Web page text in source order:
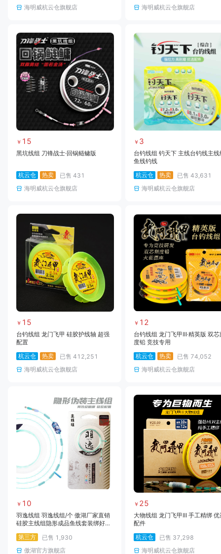
海明威杭云仓旗舰店
海明威杭云仓旗舰店
￥ 15
黑坑线组 刀锋战士·回锅鲢鳙版
杭云仓 热卖 已售 431
海明威杭云仓旗舰店
￥ 3
台钓线组 钓天下 主线台钓线主线
鱼线钓线
杭云仓
热卖 已售 43,631
海明威杭云仓旗舰店
￥ 15
台钓线组 龙门飞甲 硅胶护线轴 超强
配置
杭云仓
热卖 已售 412,251
海明威杭云仓旗舰店
￥ 12
台钓线组 龙门飞甲III·精英版 双芯
度铅 竞技专用
杭云仓
热卖 已售 74,052
海明威杭云仓旗舰店
￥ 10
羽逸线组 羽逸线组/个 傲湖厂家直销
硅胶主线组隐形成品鱼线套装绑好的
第三方
已售 1,930
傲湖官方旗舰店
￥ 25
大物线组 龙门飞甲III 手工精绑 优
配件
杭云仓
已售 37,298
海明威杭云仓旗舰店